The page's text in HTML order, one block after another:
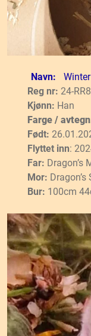
Navn:
Reg nr: 24-
Kjønn: Han
Farge /
Født:
Flyttet inn:
Far: Dragon’s
Mor:
Bur: 100cm